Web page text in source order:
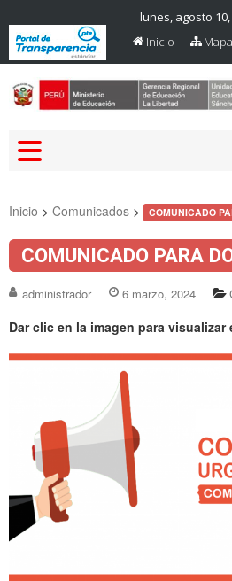
lunes, agosto 10,
Inicio
Inicio > Comunicados > COMUNICADO
COMUNICADO PARA
administrador 6 marzo, 2024
Dar clic en la imagen para visualizar